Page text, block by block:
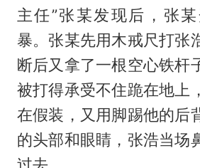
主任”张某发现后，张
暴。张某先用木戒尺打张
断后又拿了一根空心铁杆
被打得承受不住跪在地上
在假装，又用脚踢他的后
的头部和眼睛，张浩当场